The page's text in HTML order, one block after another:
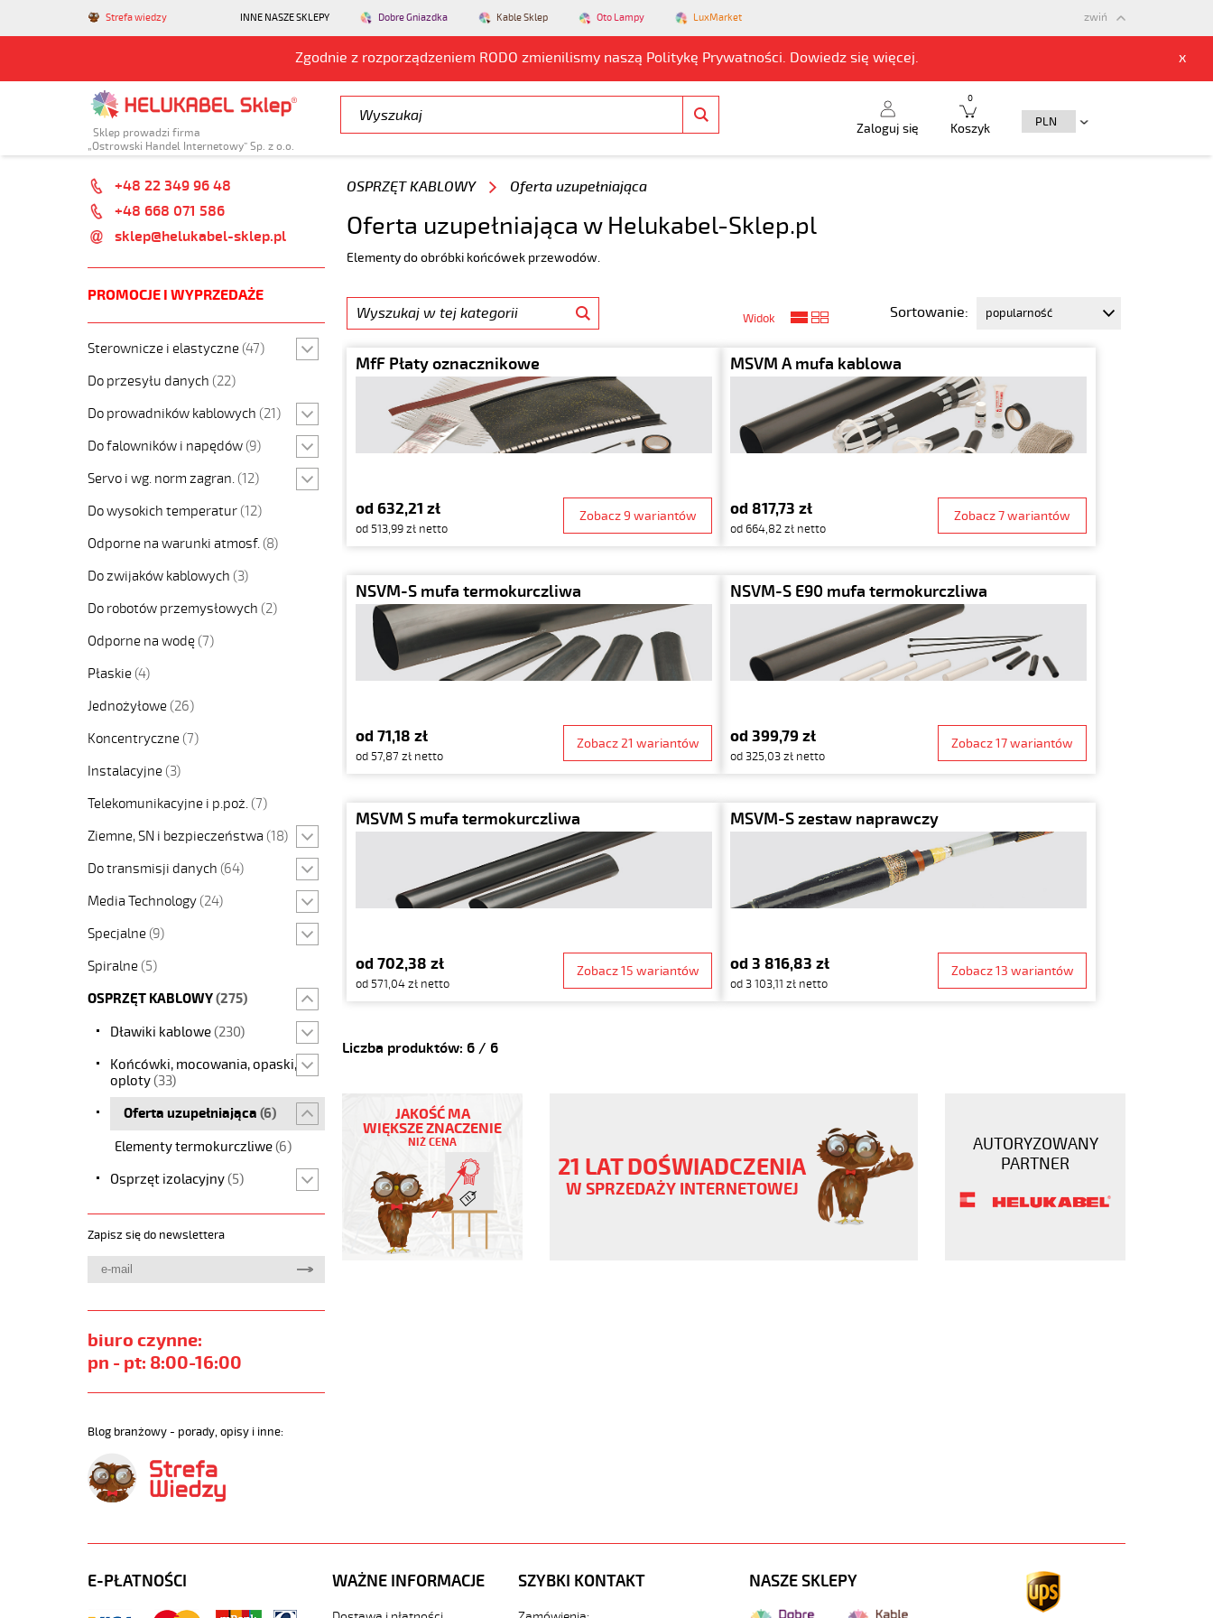
Strefa wiedzy INNE NASZE SKLEPY Dobre Gniazdka Kable Sklep Oto Lampy LuxMarket
Zgodnie z rozporządzeniem RODO zmienilismy naszą Politykę Prywatności. Dowiedz się więcej. x
zwiń
Sklep prowadzi firma
„Ostrowski Handel Internetowy” Sp. z o.o.
Zaloguj się Koszyk
0
+48 22 349 96 48
+48 668 071 586
sklep@helukabel-sklep.pl
PROMOCJE I WYPRZEDAŻE
Sterownicze i elastyczne (47)
Do przesyłu danych (22)
Do prowadników kablowych (21)
Do falowników i napędów (9)
Servo i wg. norm zagran. (12)
Do wysokich temperatur (12)
Odporne na warunki atmosf. (8)
Do zwijaków kablowych (3)
Do robotów przemysłowych (2)
Odporne na wodę (7)
Płaskie (4)
Jednożyłowe (26)
Koncentryczne (7)
Instalacyjne (3)
Telekomunikacyjne i p.poż. (7)
Ziemne, SN i bezpieczeństwa (18)
Do transmisji danych (64)
Media Technology (24)
Specjalne (9)
Spiralne (5)
OSPRZĘT KABLOWY(275)
Dławiki kablowe(230)
Końcówki, mocowania, opaski,
oploty(33)
Oferta uzupełniająca (6)
Elementy termokurczliwe(6)
Osprzęt izolacyjny(5)
Zapisz się do newslettera
biuro czynne:
pn - pt: 8:00-16:00
Blog branżowy - porady, opisy i inne:
OSPRZĘT KABLOWY Oferta uzupełniająca
Oferta uzupełniająca w Helukabel-Sklep.pl
Elementy do obróbki końcówek przewodów.
Sortowanie:
Widok
MfF Płaty oznacznikowe
od 632,21 zł
od 513,99 zł netto
Zobacz 9 wariantów
MSVM A mufa kablowa
od 817,73 zł
od 664,82 zł netto
Zobacz 7 wariantów
NSVM-S mufa termokurczliwa
od 71,18 zł
od 57,87 zł netto
Zobacz 21 wariantów
NSVM-S E90 mufa termokurczliwa
od 399,79 zł
od 325,03 zł netto
Zobacz 17 wariantów
MSVM S mufa termokurczliwa
od 702,38 zł
od 571,04 zł netto
Zobacz 15 wariantów
MSVM-S zestaw naprawczy
od 3 816,83 zł
od 3 103,11 zł netto
Zobacz 13 wariantów
Liczba produktów: 6 / 6
JAKOŚĆ MA
WIĘKSZE ZNACZENIE
NIŻ CENA
21 LAT DOŚWIADCZENIA
W SPRZEDAŻY INTERNETOWEJ
AUTORYZOWANY
PARTNER
E-PŁATNOŚCI WAŻNE INFORMACJE SZYBKI KONTAKT NASZE SKLEPY